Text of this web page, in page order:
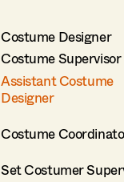
Costume Designer
Costume Supervisor
Assistant Costume
Designer
Costume
Set Costumer